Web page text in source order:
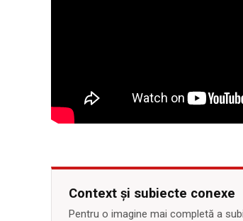
Context și subiecte conexe
Pentru o imagine mai completă a